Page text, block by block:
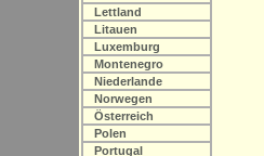
Lettland
Litauen
Luxemburg
Montenegro
Niederlande
Norwegen
Österreich
Polen
Portugal